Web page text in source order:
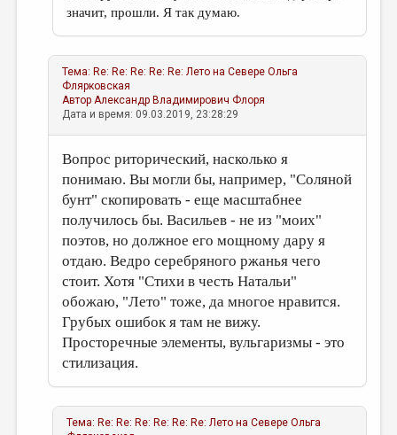
значит, прошли. Я так думаю.
Тема: Re: Re: Re: Re: Re: Лето на Севере Ольга
Флярковская
АвторАлександр Владимирович Флоря
Дата и время: 09.03.2019, 23:28:29
Вопрос риторический, насколько я
понимаю. Вы могли бы, например, "Соляной
бунт" скопировать - еще масштабнее
получилось бы. Васильев - не из "моих"
поэтов, но должное его мощному дару я
отдаю. Ведро серебряного ржанья чего
стоит. Хотя "Стихи в честь Натальи"
обожаю, "Лето" тоже, да многое нравится.
Грубых ошибок я там не вижу.
Просторечные элементы, вульгаризмы - это
стилизация.
Тема: Re: Re: Re: Re: Re: Re: Лето на Севере Ольга